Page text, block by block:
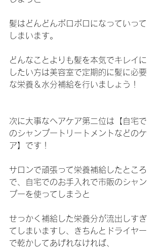
髪はどんどんボロボロになっていって
しまいます。
どんなことよりも髪を本気でキレイに
したい方は美容室で定期的に髪に必要
な栄養＆水分補給を行いましょう！
次に大事なヘアケア第二位は【自宅で
のシャンプートリートメントなどのケ
ア】です！
サロンで頑張って栄養補給したところ
で、自宅でのお手入れで市販のシャン
プーを使ってしまうと
せっかく補給した栄養分が流出しすぎ
てしまいますし、きちんとドライヤー
で乾かしてあげれなければ、